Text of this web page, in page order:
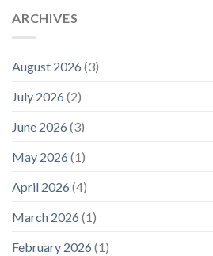
ARCHIVES
August 2026 (3)
July 2026 (2)
June 2026 (3)
May 2026 (1)
April 2026 (4)
March 2026 (1)
February 2026 (1)